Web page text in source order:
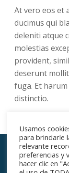
At vero eos et
ducimus qui
deleniti atque
molestias
provident,
deserunt
fuga. Et
distinctio.
Usamos
para brindarle
relevante
preferencias y
hacer clic en